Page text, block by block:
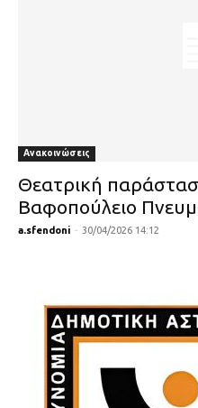
Ανακοινώσεις
Θεατρική
Βαφοπούλειο
a.sfendoni - 30/04/2026 14:12